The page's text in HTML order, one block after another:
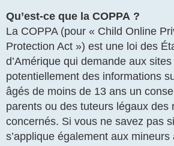
Qu’est-ce que la COPPA ?
La COPPA (pour « Child Online
Protection Act ») est une loi des
d’Amérique qui demande aux
potentiellement des informations
âgés de moins de 13 ans un
parents ou des tuteurs légaux des
concernés. Si vous ne savez pas
s’applique également aux